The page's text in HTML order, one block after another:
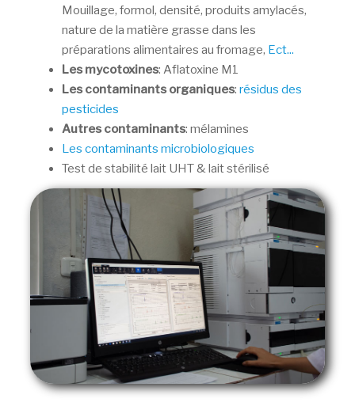
Mouillage, formol, densité, produits amylacés,
nature de la matière grasse dans les
préparations alimentaires au fromage, Ect...
Les mycotoxines: Aflatoxine M1
Les contaminants organiques:résidus des
pesticides
Autres contaminants: mélamines
Les contaminants microbiologiques
Test de stabilité lait UHT & lait stérilisé